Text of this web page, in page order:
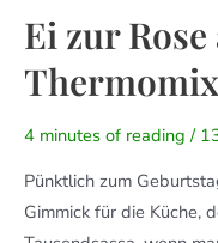
Ei zur
Thermomix
4 minutes of reading /
Pünktlich zum
Gimmick für die Küche,